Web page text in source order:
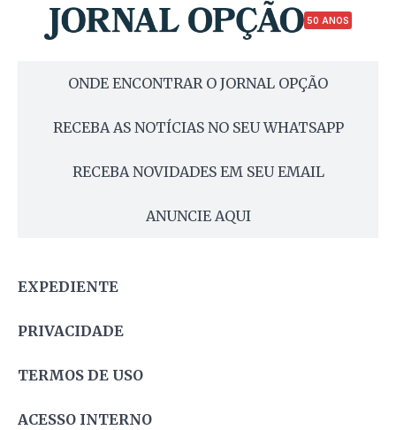
50 ANOS
ONDE ENCONTRAR O JORNAL OPÇÃO
RECEBA AS NOTÍCIAS NO SEU WHATSAPP
RECEBA NOVIDADES EM SEU EMAIL
ANUNCIE AQUI
EXPEDIENTE
PRIVACIDADE
TERMOS DE USO
ACESSO INTERNO